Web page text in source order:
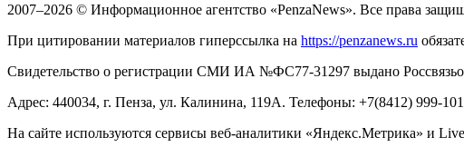
2007–2026 © Информационное агентство «PenzaNews». Все права
При цитировании материалов гиперссылка на https://penzanews.ru
Свидетельство о регистрации СМИ ИА №ФС77-31297 выдано
Адрес: 440034, г. Пенза, ул. Калинина, 119А. Телефоны: +7(8412) 999-
На сайте используются сервисы веб-аналитики «Яндекс.Метрика» и